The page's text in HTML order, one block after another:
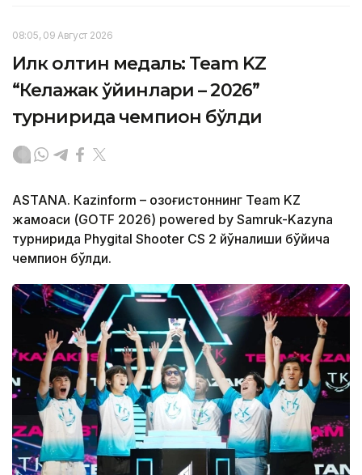
08:05, 09 Август 2026
Илк олтин медаль: Team KZ
“Келажак ўйинлари – 2026”
турнирида чемпион бўлди
ASTANА. Кazinform – Қозоғистоннинг Team KZ
жамоаси (GOTF 2026) powered by Samruk-Kazyna
турнирида Phygital Shooter CS 2 йўналиши бўйича
чемпион бўлди.